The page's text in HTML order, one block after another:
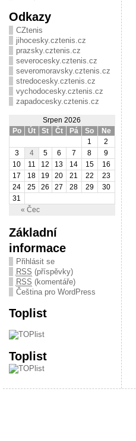
Odkazy
CZtenis
jihocesky.cztenis.cz
prazsky.cztenis.cz
severocesky.cztenis.cz
severomoravsky.cztenis.cz
stredocesky.cztenis.cz
vychodocesky.cztenis.cz
zapadocesky.cztenis.cz
Srpen 2026
Po
Út St Čt Pá So Ne
« Čec
1
2
3
4 5 6 7 8
9
10
11 12 13 14 15
16
17
18 19 20 21 22
23
24
25 26 27 28 29
30
31
Základní
informace
Přihlásit se
RSS (příspěvky)
RSS (komentáře)
Čeština pro WordPress
Toplist
Toplist